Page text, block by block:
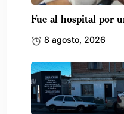
Fue al hospital por
8 agosto, 2026